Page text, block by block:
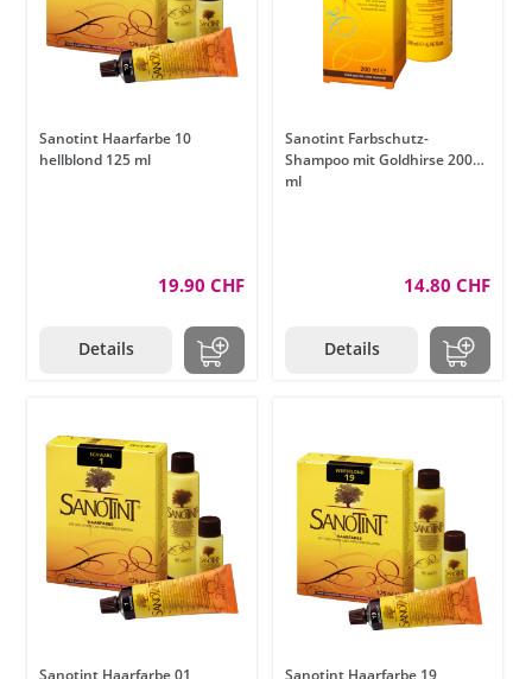
Sanotint Haarfarbe 10
hellblond 125 ml
19.90 CHF
Details
Sanotint Farbschutz-
Shampoo mit Goldhirse 200
ml
14.80 CHF
Details
Sanotint Haarfarbe 01 Sanotint Haarfarbe 19